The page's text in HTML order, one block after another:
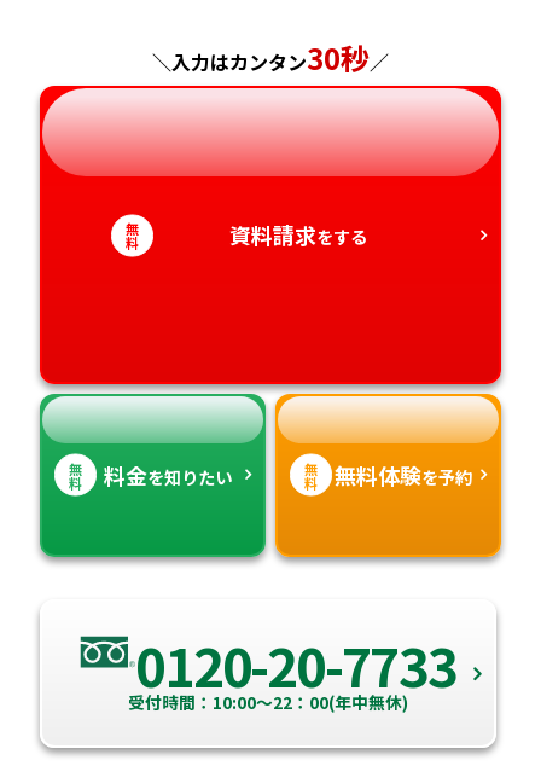
神奈川県
長野県
岐阜県
愛知県
兵庫県
奈良県
広島県
山口県
高知県
長崎県
熊本県
沖縄県
＼入力はカンタン30秒／
無
料 資料請求をする
無
料 料金を知りたい 無
料 無料体験を予約
0120-20-7733
受付時間：10:00～22：00(年中無休)